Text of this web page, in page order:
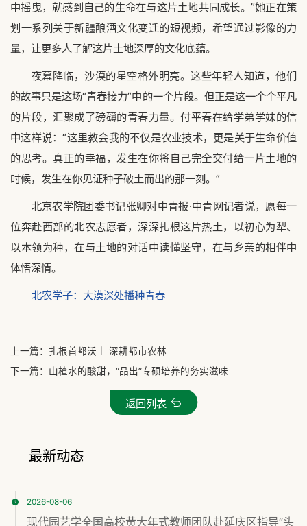
中摇曳，就感到自己的生命在与这片土地共同成长。”她正在策
划一系列关于新疆酿酒文化变迁的短视频，希望通过影像的力
量，让更多人了解这片土地深厚的文化底蕴。
夜幕降临，沙漠的星空格外明亮。这些年轻人知道，他们
的故事只是这场“青春接力”中的一个片段。但正是这一个个平凡
的片段，汇聚成了磅礴的青春力量。付平春在给学弟学妹的信
中这样说：“这里教会我的不仅是农业技术，更是关于生命价值
的思考。真正的幸福，发生在你将自己完全交付给一片土地的
时候，发生在你见证种子破土而出的那一刻。”
北京农学院团委书记张卿对中青报·中青网记者说，愿每一
位奔赴西部的北农志愿者，深深扎根这片热土，以初心为犁、
以本领为种，在与土地的对话中读懂坚守，在与乡亲的相伴中
体悟深情。
北农学子：大漠深处播种青春
上一篇： 扎根首都沃土 深耕都市农林
下一篇： 山楂水的酸甜，“品出”专硕培养的务实滋味
返回列表
最新动态
2026-08-06
现代园艺学全国高校黄大年式教师团队赴延庆区指导“头